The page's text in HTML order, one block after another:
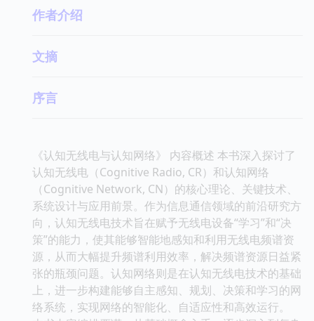
作者介绍
文摘
序言
《认知无线电与认知网络》 内容概述 本书深入探讨了
认知无线电（Cognitive Radio, CR）和认知网络
（Cognitive Network, CN）的核心理论、关键技术、
系统设计与应用前景。作为信息通信领域的前沿研究方
向，认知无线电技术旨在赋予无线电设备“学习”和“决
策”的能力，使其能够智能地感知和利用无线电频谱资
源，从而大幅提升频谱利用效率，解决频谱资源日益紧
张的瓶颈问题。认知网络则是在认知无线电技术的基础
上，进一步构建能够自主感知、规划、决策和学习的网
络系统，实现网络的智能化、自适应性和高效运行。